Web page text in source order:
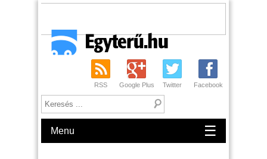
RSS Google Plus Twitter Facebook
Menu ☰